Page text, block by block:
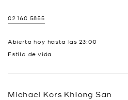
02 160 5855
Abierta hoy hasta las 23:00
Estilo de vida
Michael Kors Khlong San